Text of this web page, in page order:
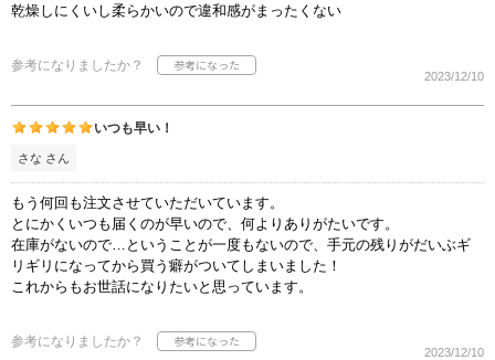
乾燥しにくいし柔らかいので違和感がまったくない
参考になりましたか？
2023/12/10
いつも早い！
さな さん
もう何回も注文させていただいています。
とにかくいつも届くのが早いので、何よりありがたいです。
在庫がないので…ということが一度もないので、手元の残りがだいぶギ
リギリになってから買う癖がついてしまいました！
これからもお世話になりたいと思っています。
参考になりましたか？
2023/12/10